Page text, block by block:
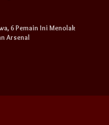
6 Pemain Ini Menolak
Arsenal